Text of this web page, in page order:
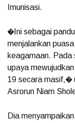
Imunisasi.
�Ini sebagai
menjalankan
keagamaan. Pada
upaya
19 secara masif,�
Asrorun Niam
Dia